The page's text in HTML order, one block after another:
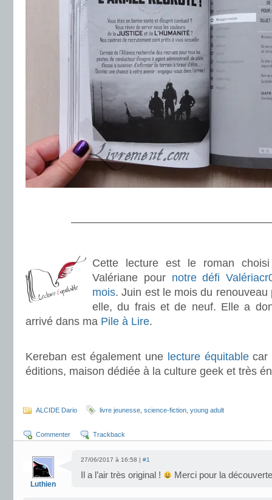
Cette lecture est le roman
Valériane pour notre défi
mois. Juin est le mois du renouveau
elle, du frais et de neuf. Elle a
arrivé dans ma Pile à Lire.
Kereban est également une lecture équitablecar
éditions, maison dédiée à la culture geek et très
ALCIDE Dario livre jeunesse science-fiction young adult
Commenter Trackback
Luthien
27/06/2017 à 16:58 | #1
Il a l’air très original ! Merci pour la